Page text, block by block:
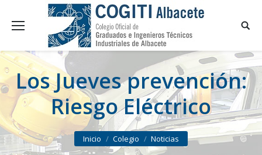
Los Jueves prevención:
Riesgo Eléctrico
You are here:
Inicio Colegio Noticias